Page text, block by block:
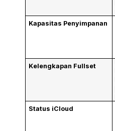
Kapasitas Penyimpanan
Kelengkapan Fullset
Status iCloud